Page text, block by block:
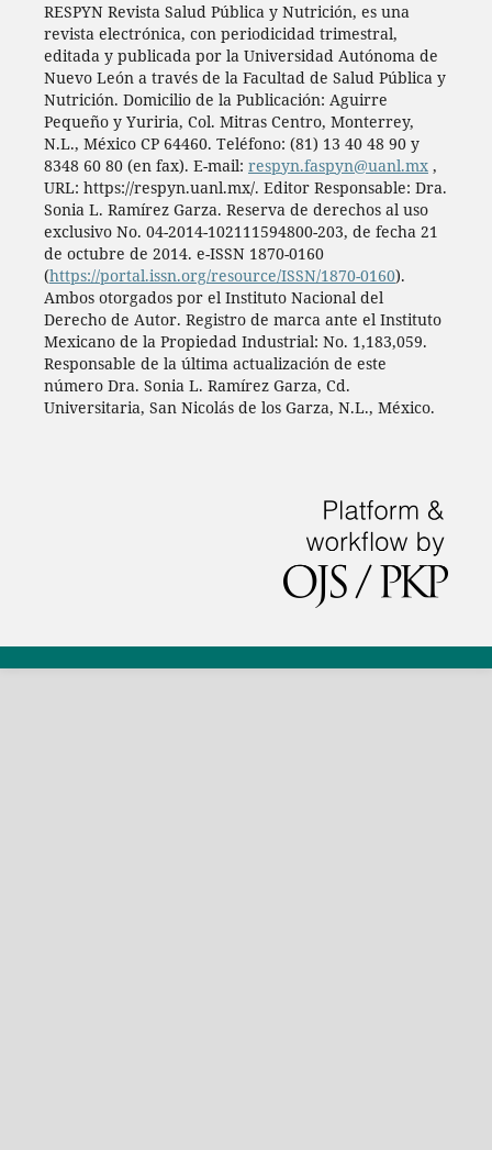
RESPYN Revista Salud Pública y Nutrición, es una
revista electrónica, con periodicidad trimestral,
editada y publicada por la Universidad Autónoma de
Nuevo León a través de la Facultad de Salud Pública y
Nutrición. Domicilio de la Publicación: Aguirre
Pequeño y Yuriria, Col. Mitras Centro, Monterrey,
N.L., México CP 64460. Teléfono: (81) 13 40 48 90 y
8348 60 80 (en fax). E-mail: respyn.faspyn@uanl.mx,
URL: https://respyn.uanl.mx/. Editor Responsable: Dra.
Sonia L. Ramírez Garza. Reserva de derechos al uso
exclusivo No. 04-2014-102111594800-203, de fecha 21
de octubre de 2014. e-ISSN 1870-0160
(https://portal.issn.org/resource/ISSN/1870-0160).
Ambos otorgados por el Instituto Nacional del
Derecho de Autor. Registro de marca ante el Instituto
Mexicano de la Propiedad Industrial: No. 1,183,059.
Responsable de la última actualización de este
número Dra. Sonia L. Ramírez Garza, Cd.
Universitaria, San Nicolás de los Garza, N.L., México.